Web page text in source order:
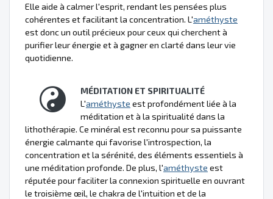
Elle aide à calmer l'esprit, rendant les pensées plus
cohérentes et facilitant la concentration. L'améthyste
est donc un outil précieux pour ceux qui cherchent à
purifier leur énergie et à gagner en clarté dans leur vie
quotidienne.
MÉDITATION ET SPIRITUALITÉ
L'améthyste est profondément liée à la
méditation et à la spiritualité dans la
lithothérapie. Ce minéral est reconnu pour sa puissante
énergie calmante qui favorise l'introspection, la
concentration et la sérénité, des éléments essentiels à
une méditation profonde. De plus, l'améthyste est
réputée pour faciliter la connexion spirituelle en ouvrant
le troisième œil, le chakra de l'intuition et de la